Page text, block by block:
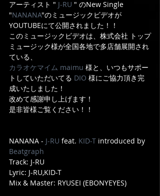
アーティスト " J-RU " のNew Single
"NANANA"のミュージックビデオが
YOUTUBEにて公開されました！！
このミュージックビデオは、株式会社 トップ
ミュージック様が全国各地で多店舗展開され
ている、
カラオケマイム maimu 様と、いつもサポー
トしていただいてる DIO 様にご協力頂き完
成いたしました！
改めて感謝申し上げます！
是非皆様ご覧ください！！
NANANA - J-RU feat. KID-T introduced by
Beatgraph
Track: J-RU
Lyric: J-RU,KID-T
Mix & Master: RYUSEI (EBONYEYES)